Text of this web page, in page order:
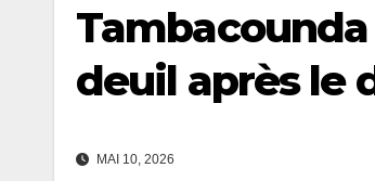
deuil après le
MAI 10, 2026